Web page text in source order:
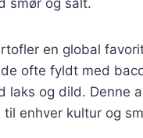
smør og salt.
en global
ofte fyldt med
laks og dild. Denne
enhver kultur og